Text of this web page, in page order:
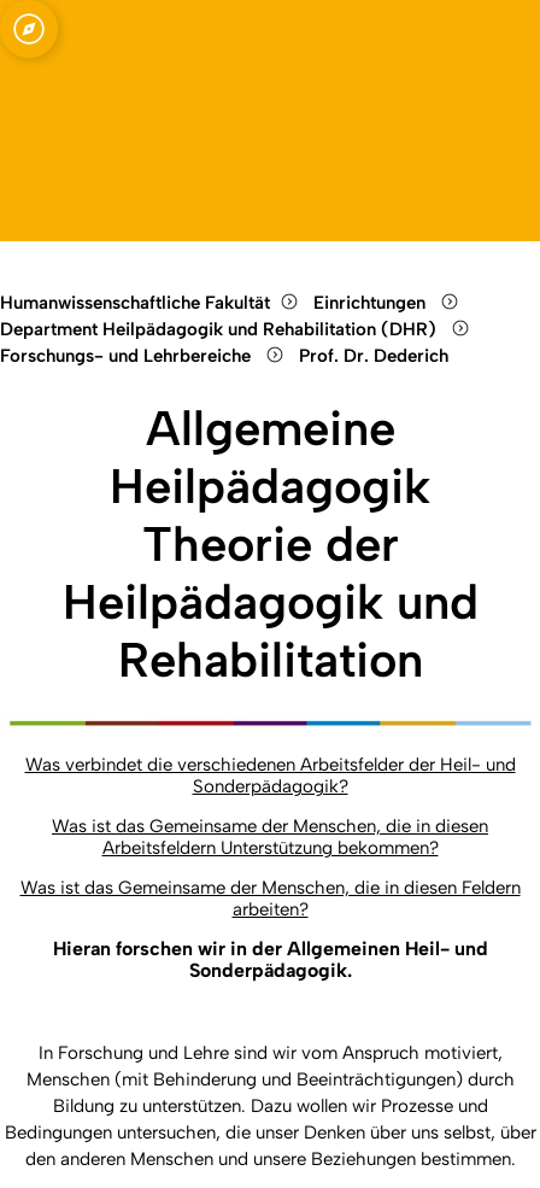
der
Open quicklink menu
Humanwissenschaftliche Fakultät
Einrichtungen
Department Heilpädagogik und Rehabilitation (DHR)
Forschungs- und Lehrbereiche
Prof. Dr. Dederich
Allgemeine
Heilpädagogik
Theorie der
Heilpädagogik und
Rehabilitation
Was verbindet die verschiedenen Arbeitsfelder der Heil- und
Sonderpädagogik?
Was ist das Gemeinsame der Menschen, die in diesen
Arbeitsfeldern Unterstützung bekommen?
Was ist das Gemeinsame der Menschen, die in diesen Feldern
arbeiten?
Hieran forschen wir in der Allgemeinen Heil- und
Sonderpädagogik.
In Forschung und Lehre sind wir vom Anspruch motiviert,
Menschen (mit Behinderung und Beeinträchtigungen) durch
Bildung zu unterstützen. Dazu wollen wir Prozesse und
Bedingungen untersuchen, die unser Denken über uns selbst, über
den anderen Menschen und unsere Beziehungen bestimmen.